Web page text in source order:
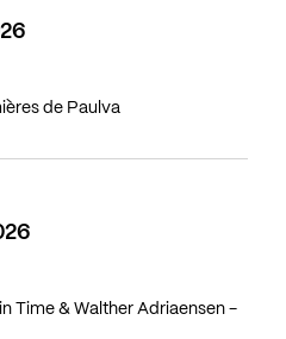
de Paulva
Time & Walther Adriaensen -